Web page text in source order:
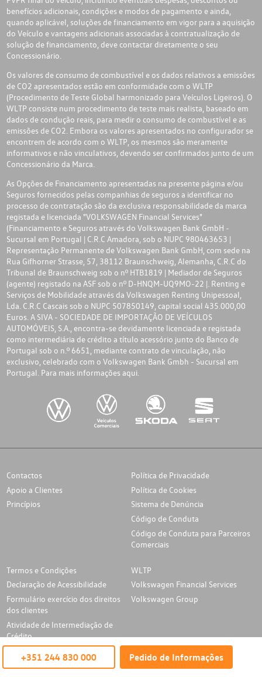
+351 244 830 000 Pedido de Informações
benefícios adicionais, condições e modos de pagamento e ainda,
quando aplicável, soluções de financiamento em vigor para a aquisição
do Veículo e vantagens adicionais associadas à contratualização de
solução de financiamento, deve contactar diretamente o seu
Concessionário.
Os valores de consumo de combustível e os dados relativos a emissões
de CO2 apresentados estão em conformidade com o WLTP
(Procedimento de Teste Global harmonizado para Veículos Ligeiros). O
WLTP consiste num procedimento de teste mais realista, baseado em
dados de condução reais, para medir o consumo de combustível e as
emissões de CO2. Embora os valores apresentados no configurador se
encontrem de acordo com o WLTP, os mesmos são meramente
informativos e não vinculativos, devendo ser confirmados junto de um
Concessionário da Marca.
As Opções de Financiamento apresentadas na presente página e/ou
Seguros fornecidos pelas companhias de seguros a identificar no
processo de contratação são da exclusiva responsabilidade da marca
registada e licenciada "VOLKSWAGEN Financial Services"
(Financiamento e Seguros através do Volkswagen Bank GmbH -
Sucursal em Portugal | C.R.C Amadora, sob o NUPC 980463653 |
Representação Permanente de Volkswagen Bank GmbH, com sede na
Rua Gifhorner Strasse, 57, 38112 Braunschweig, Alemanha, C.R.C do
Tribunal de Braunschweig sob o nº HTB1819 | Mediador de Seguros
(agente) registado na ASF sob o nº D-HNQM-UQ9MO-22 |. Renting e
Serviços de Mobilidade através da Volkswagen Renting Unipessoal,
Lda. C.R.C Cascais sob o NUPC 507850149, capital social 435.000,00
Euros. A SIVA - SOCIEDADE DE IMPORTAÇÃO DE VEÍCULOS
AUTOMÓVEIS, S.A., encontra-se devidamente licenciada e registada
como intermediária de crédito a título acessório junto do Banco de
Portugal sob o n.º 6651, mediante contrato de vinculação, não
exclusivo, celebrado com o Volkswagen Bank Gmbh - Sucursal em
Portugal. Para mais informações aqui.
Contactos
Apoio a Clientes
Princípios
Política de Privacidade
Política de Cookies
Sistema de Denúncia
Código de Conduta
Código de Conduta para Parceiros
Comerciais
Termos e Condições
Declaração de Acessibilidade
Formulário exercício dos direitos
dos clientes
Atividade de Intermediação de
Crédito
Regulamento dos Serviços Digitais
WLTP
Volkswagen Financial Services
Volkswagen Group
Pesquisa directa